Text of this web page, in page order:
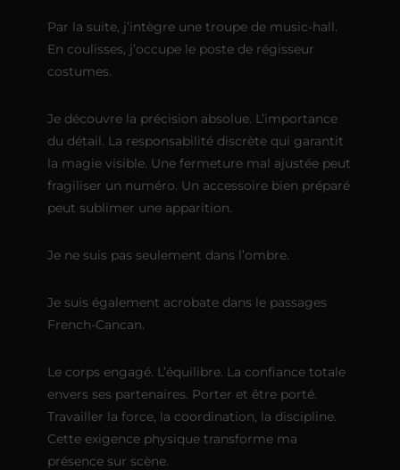
Par la suite, j’intègre une troupe de music-hall.
En coulisses, j’occupe le poste de régisseur
costumes.
Je découvre la précision absolue. L’importance
du détail. La responsabilité discrète qui garantit
la magie visible. Une fermeture mal ajustée peut
fragiliser un numéro. Un accessoire bien préparé
peut sublimer une apparition.
Je ne suis pas seulement dans l’ombre.
Je suis également acrobate dans le passages
French-Cancan.
Le corps engagé. L’équilibre. La confiance totale
envers ses partenaires. Porter et être porté.
Travailler la force, la coordination, la discipline.
Cette exigence physique transforme ma
présence sur scène.